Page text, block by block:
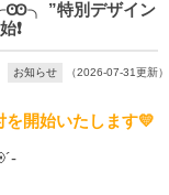
╭Ꙭ╮ ”特別デザイン
❗️
お知らせ （2026-07-31更新）
開始いたします💛